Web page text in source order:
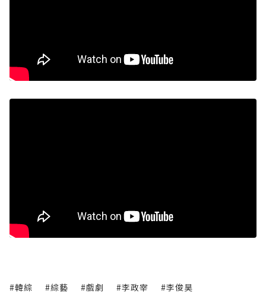
#韓綜 #綜藝 #戲劇 #李政宰 #李俊昊